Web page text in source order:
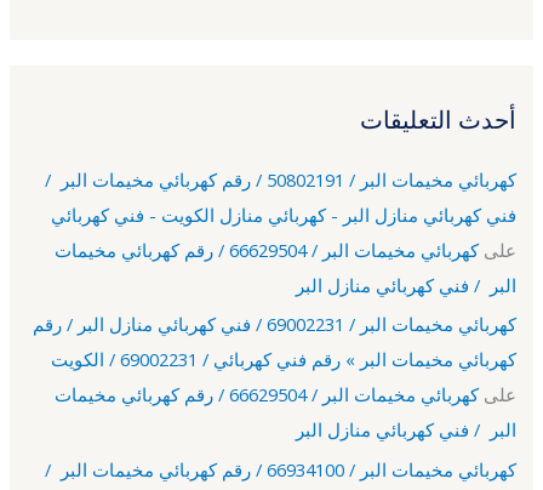
أحدث التعليقات
كهربائي مخيمات البر / 50802191 / رقم كهربائي مخيمات البر /
فني كهربائي منازل البر - كهربائي منازل الكويت - فني كهربائي
على
كهربائي مخيمات البر / 66629504 / رقم كهربائي مخيمات
البر / فني كهربائي منازل البر
كهربائي مخيمات البر / 69002231 / فني كهربائي منازل البر / رقم
كهربائي مخيمات البر » رقم فني كهربائي / 69002231 / الكويت
على
كهربائي مخيمات البر / 66629504 / رقم كهربائي مخيمات
البر / فني كهربائي منازل البر
كهربائي مخيمات البر / 66934100 / رقم كهربائي مخيمات البر /